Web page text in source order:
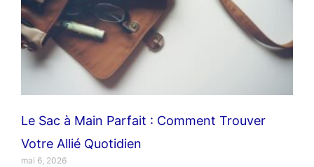
Le Sac à Main Parfait : Comment Trouver
Votre Allié Quotidien
mai 6, 2026